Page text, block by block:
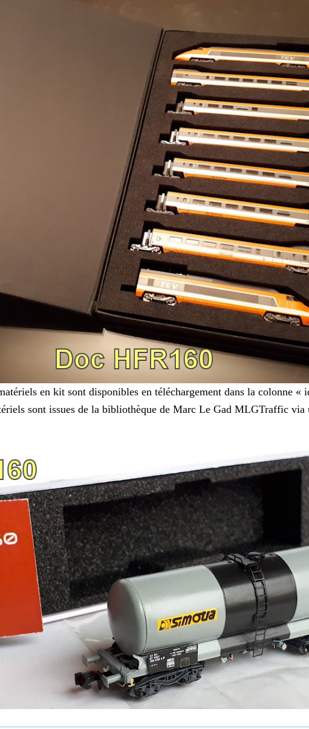
en kit sont disponibles en téléchargement dans la colonne
sont issues de la bibliothèque de Marc Le Gad MLGTraffic via